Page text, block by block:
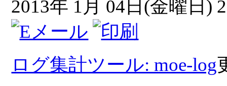
2013年 1月 04日(金曜日)
ログ集計ツール: moe-log